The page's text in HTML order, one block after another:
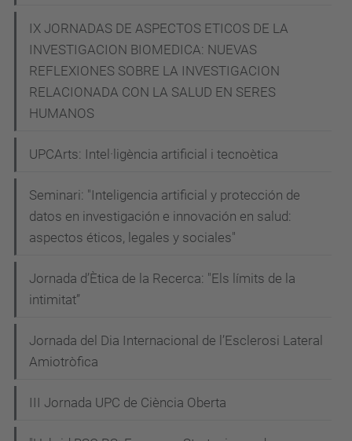
IX JORNADAS DE ASPECTOS ETICOS DE LA
INVESTIGACION BIOMEDICA: NUEVAS
REFLEXIONES SOBRE LA INVESTIGACION
RELACIONADA CON LA SALUD EN SERES
HUMANOS
UPCArts: Intel·ligència artificial i tecnoètica
Seminari: "Inteligencia artificial y protección de
datos en investigación e innovación en salud:
aspectos éticos, legales y sociales"
Jornada d’Ètica de la Recerca: "Els límits de la
intimitat”
Jornada del Dia Internacional de l’Esclerosi Lateral
Amiotròfica
III Jornada UPC de Ciència Oberta